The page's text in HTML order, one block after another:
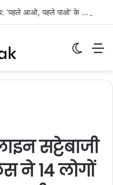
मुजफ्फरपुर की ग्रीनफील्ड सैटेलाइट टाउनशिप: ‘पहले आओ, पहले पाओ’ के आधार पर मिलेगी जमीन, आवास बोर्ड ने जारी की गाइडलाइन
सट्टेबाजी
ने 14 लोगों